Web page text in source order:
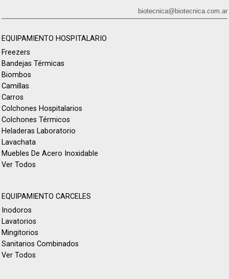
biotecnica@biotecnica.com.ar
EQUIPAMIENTO HOSPITALARIO
Freezers
Bandejas Térmicas
Biombos
Camillas
Carros
Colchones Hospitalarios
Colchones Térmicos
Heladeras Laboratorio
Lavachata
Muebles De Acero Inoxidable
Ver Todos
EQUIPAMIENTO CARCELES
Inodoros
Lavatorios
Mingitorios
Sanitarios Combinados
Ver Todos